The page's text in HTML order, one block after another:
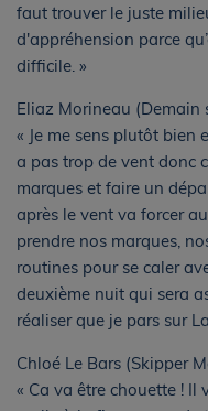
faut trouver le juste
d'appréhension parce
difficile. »
Eliaz Morineau (Demain
« Je me sens plutôt bien
a pas trop de vent donc
marques et faire un
après le vent va forcer
prendre nos marques,
routines pour se caler
deuxième nuit qui sera
réaliser que je pars sur
Chloé Le Bars (Skipper
« Ca va être chouette ! Il